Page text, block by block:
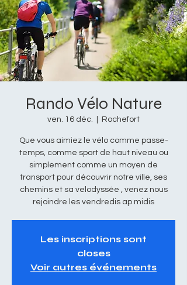
Rando Vélo Nature
ven. 16 déc. Rochefort
Que vous aimiez le vélo comme passe-
temps, comme sport de haut niveau ou
simplement comme un moyen de
transport pour découvrir notre ville, ses
chemins et sa velodyssée , venez nous
rejoindre les vendredis ap midis
Les inscriptions sont
closes
Voir autres événements